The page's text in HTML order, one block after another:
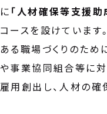
お
03-
受付時間
に 「人材確保等支援助
コースを設けていま
ある職場づくりのた
や事業協同組合等に対
雇用創出し、人材の確